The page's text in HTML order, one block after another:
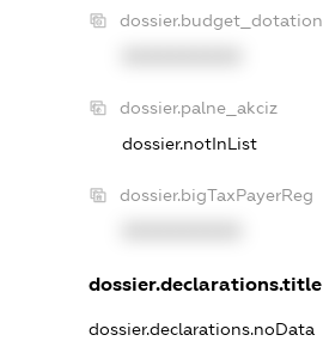
dossier.budget_dotation
dossier.palne_akciz
dossier.notInList
dossier.bigTaxPayerReg
dossier.declarations.title
dossier.declarations.noData